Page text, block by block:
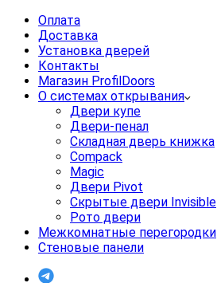
Оплата
Доставка
Установка дверей
Контакты
Магазин ProfilDoors
О системах открывания
Двери купе
Двери-пенал
Складная дверь книжка
Compack
Magic
Двери Pivot
Скрытые двери Invisible
Рото двери
Межкомнатные перегородки
Стеновые панели